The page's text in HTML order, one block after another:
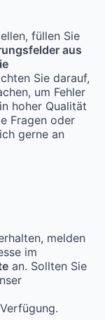
füllen Sie
aus
Sie darauf,
um Fehler
hoher Qualität
Fragen oder
gerne an
melden
im
an. Sollten Sie